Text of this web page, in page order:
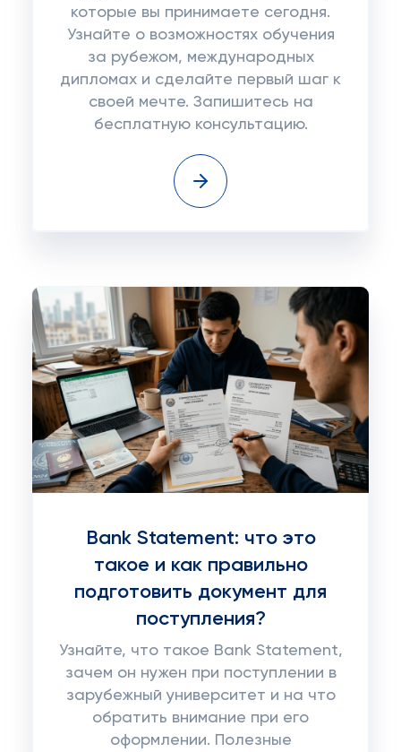
которые вы принимаете сегодня.
Узнайте о возможностях обучения
за рубежом, международных
дипломах и сделайте первый шаг к
своей мечте. Запишитесь на
бесплатную консультацию.
Bank Statement: что это
такое и как правильно
подготовить документ для
поступления?
Узнайте, что такое Bank Statement,
зачем он нужен при поступлении в
зарубежный университет и на что
обратить внимание при его
оформлении. Полезные